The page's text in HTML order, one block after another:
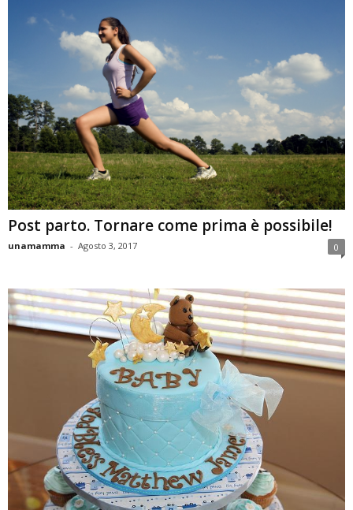
Post parto. Tornare come prima è possibile!
unamamma - Agosto 3, 2017 0